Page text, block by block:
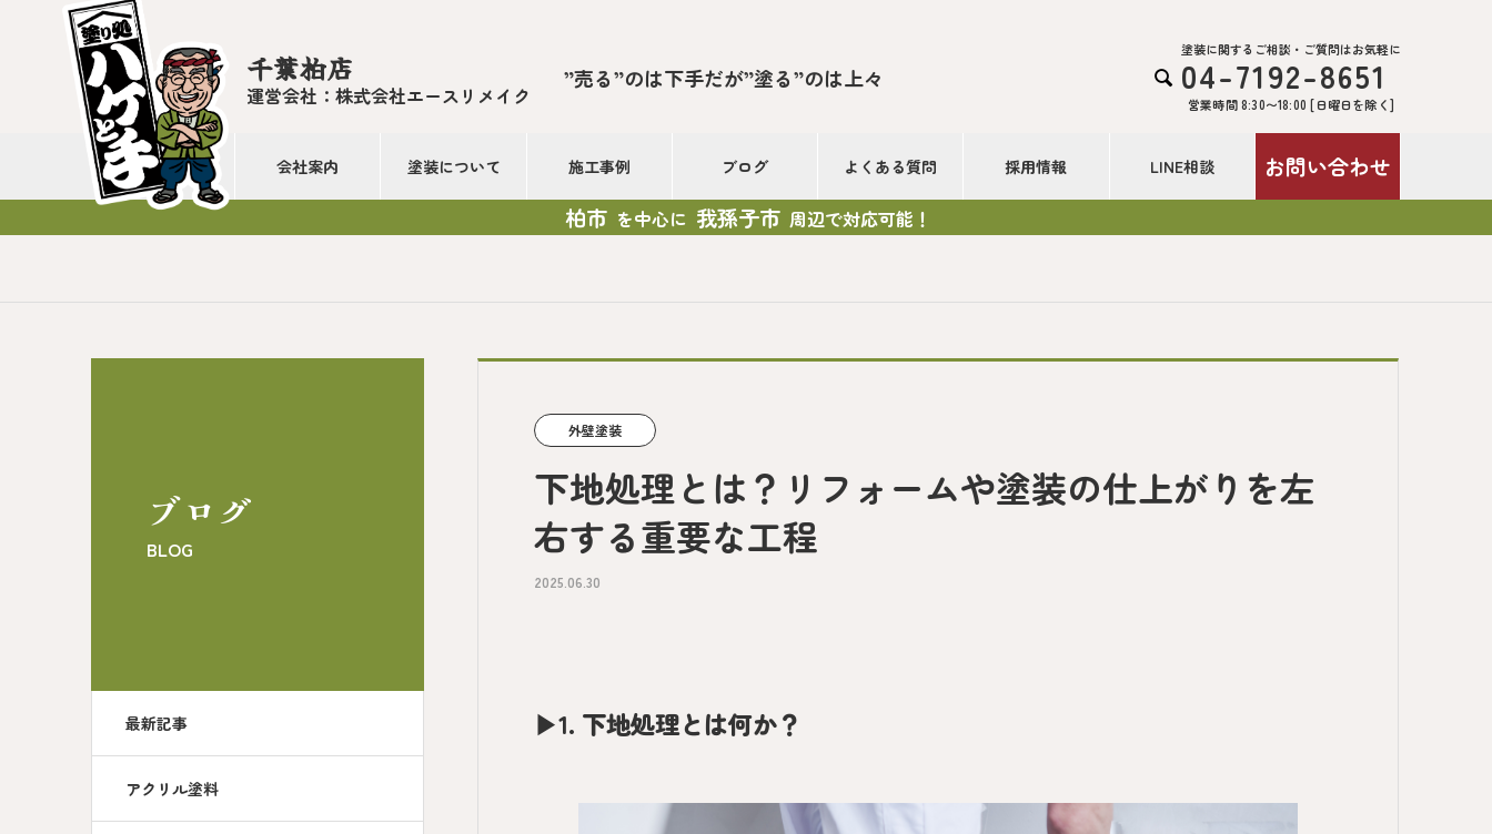
千葉柏店
運営会社：株式会社エースリメイク
”売る”のは下手だが”塗る”のは上々 
塗装に関するご相談・ご質問はお気軽に
04-7192-8651
営業時間 8:30〜18:00 [日曜日を除く]
会社案内 塗装について 施工事例 ブログ よくある質問 採用情報 LINE相談 お問い合わせ
柏市 を中心に 我孫子市 周辺で対応可能！
ブログ
BLOG
最新記事
アクリル塗料
外壁塗装
下地処理とは？リフォームや塗装の仕上がりを左
右する重要な工程
2025.06.30
▶︎1. 下地処理とは何か？